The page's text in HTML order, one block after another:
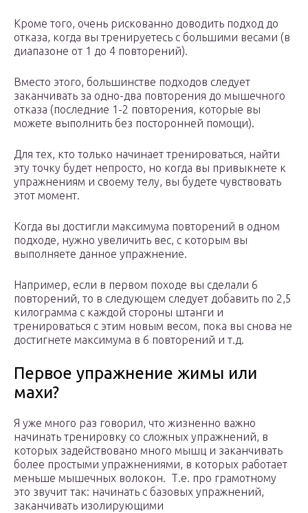
Кроме того, очень рискованно доводить подход до
отказа, когда вы тренируетесь с большими весами (в
диапазоне от 1 до 4 повторений).
Вместо этого, большинстве подходов следует
заканчивать за одно-два повторения до мышечного
отказа (последние 1-2 повторения, которые вы
можете выполнить без посторонней помощи).
Для тех, кто только начинает тренироваться, найти
эту точку будет непросто, но когда вы привыкнете к
упражнениям и своему телу, вы будете чувствовать
этот момент.
Когда вы достигли максимума повторений в одном
подходе, нужно увеличить вес, с которым вы
выполняете данное упражнение.
Например, если в первом походе вы сделали 6
повторений, то в следующем следует добавить по 2,5
килограмма с каждой стороны штанги и
тренироваться с этим новым весом, пока вы снова не
достигнете максимума в 6 повторений и т.д.
Первое упражнение жимы или
махи?
Я уже много раз говорил, что жизненно важно
начинать тренировку со сложных упражнений, в
которых задействовано много мышц и заканчивать
более простыми упражнениями, в которых работает
меньше мышечных волокон. Т.е. про грамотному
это звучит так: начинать с базовых упражнений,
заканчивать изолирующими